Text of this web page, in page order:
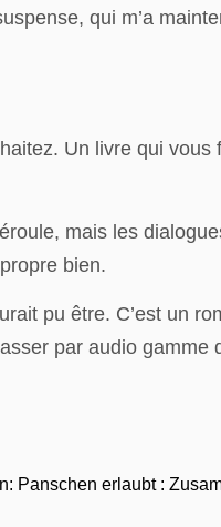
qui m’a
Un livre qui vous
mais les
bien.
pu être. C’est un
par audio gamme
Panschen erlaubt :